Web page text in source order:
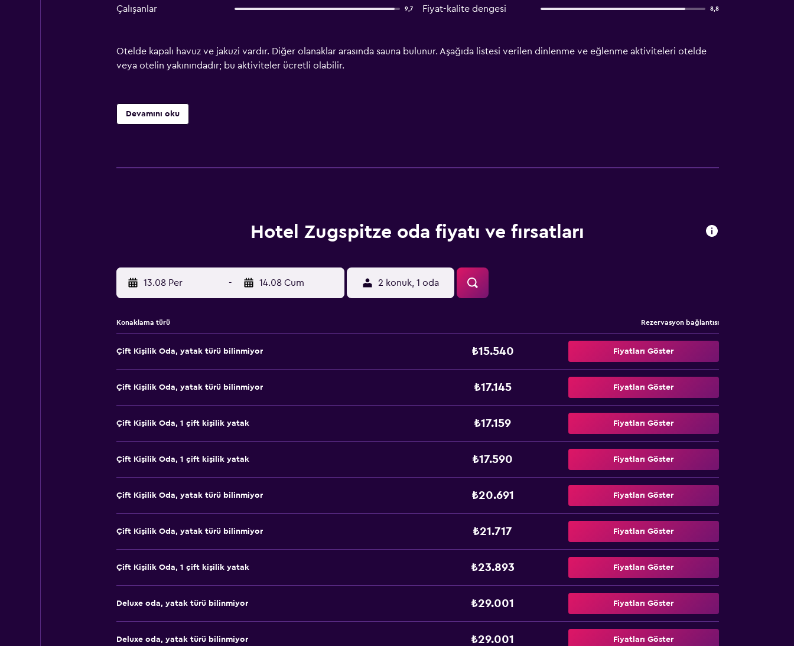
Çalışanlar 9,7 Fiyat-kalite dengesi 8,8
Otelde kapalı havuz ve jakuzi vardır. Diğer olanaklar arasında sauna bulunur. Aşağıda listesi verilen dinlenme ve eğlenme aktiviteleri otelde
veya otelin yakınındadır; bu aktiviteler ücretli olabilir.
Devamını oku
Hotel Zugspitze oda fiyatı ve fırsatları
13.08 Per - 14.08 Cum 2 konuk, 1 oda
Konaklama türü Rezervasyon bağlantısı
Çift ​Kişilik Oda, yatak türü bilinmiyor ₺15.540 Fiyatları Göster
Çift ​Kişilik Oda, yatak türü bilinmiyor ₺17.145 Fiyatları Göster
Çift ​Kişilik Oda, 1 çift kişilik yatak ₺17.159 Fiyatları Göster
Çift ​Kişilik Oda, 1 çift kişilik yatak ₺17.590 Fiyatları Göster
Çift ​Kişilik Oda, yatak türü bilinmiyor ₺20.691 Fiyatları Göster
Çift ​Kişilik Oda, yatak türü bilinmiyor ₺21.717 Fiyatları Göster
Çift ​Kişilik Oda, 1 çift kişilik yatak ₺23.893 Fiyatları Göster
Deluxe oda, yatak türü bilinmiyor ₺29.001 Fiyatları Göster
Deluxe oda, yatak türü bilinmiyor ₺29.001 Fiyatları Göster